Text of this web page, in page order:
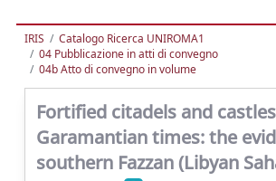
IRIS
Catalogo Ricerca UNIROMA1
04 Pubblicazione in atti di convegno
04b Atto di convegno in volume
Fortified citadels and
Garamantian times: the
southern Fazzan (Libyan